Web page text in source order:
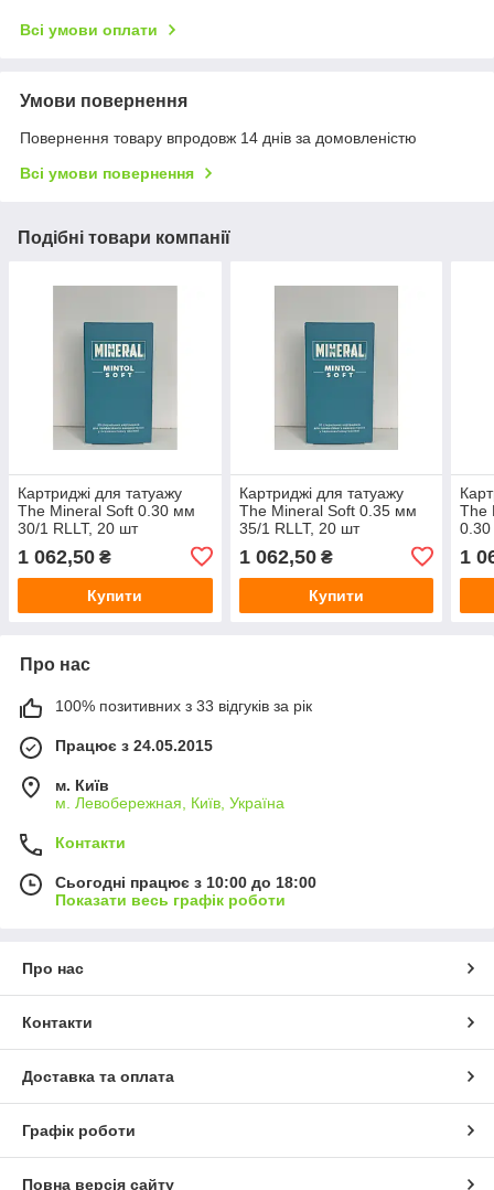
Всі умови оплати
Умови повернення
Повернення товару впродовж 14 днів за домовленістю
Всі умови повернення
Подібні товари компанії
Картриджі для татуажу
The Mineral Soft 0.30 мм
30/1 RLLT, 20 шт
1 062,50 ₴
Купити
Картриджі для татуажу
The Mineral Soft 0.35 мм
35/1 RLLT, 20 шт
1 062,50₴
Купити
The
1
Про нас
100% позитивних з 33 відгуків за рік
Працює з 24.05.2015
м. Київ
м. Левобережная, Київ, Україна
Контакти
Сьогодні працює з 10:00 до 18:00
Показати весь графік роботи
Про нас
Контакти
Доставка та оплата
Графік роботи
Повна версія сайту